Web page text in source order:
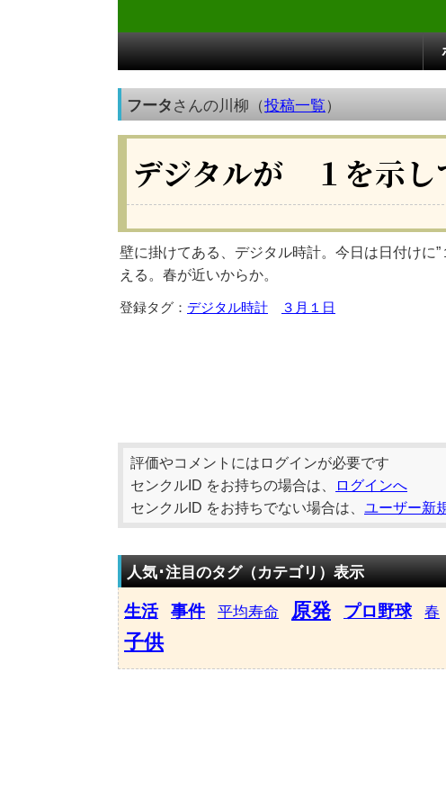
フータ さんの川柳（投稿一覧）
デジタルが １を示
壁に掛けてある、デジタル時計。今日は日付けに
える。春が近いからか。
登録タグ： デジタル時計 ３月１日
評価やコメントにはログインが必要です
センクルID をお持ちの場合は、
ログインへ
センクルID をお持ちでない場合は、 ユーザー新
人気･注目のタグ（カテゴリ）表示
生活 事件 平均寿命 原発 プロ野球 春
子供